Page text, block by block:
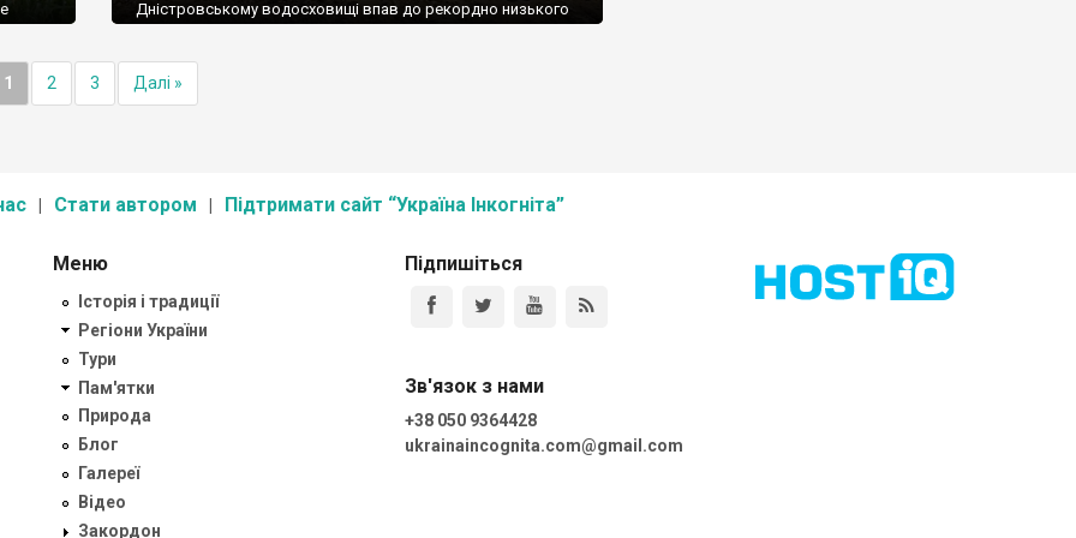
Дністровському водосховищі впав до рекордно низького
колишнього села Молодове, а також обмілівше
Дністровське водосховище! Автор: Влад Ткач
1 2 3 Далі »
Стати автором Підтримати сайт “Україна Інкогніта”
Меню
Історія і традиції
Регіони України
Тури
Пам'ятки
Природа
Блог
Галереї
Відео
Закордон
Підпишіться
Зв'язок з нами
+38 050 9364428
ukrainaincognita.com@gmail.com